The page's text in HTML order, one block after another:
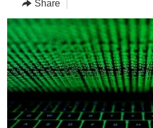
Navigation
Skip
to
Search
AFRICA
AMERICAS
ASIA
EUROPE
MIDDLE EAST
TOPICS
HUMAN RIGHTS
SECURITY AND DEFENSE
AID AND DEVELOPMENT
DEMOCRACY AND
ECONOMY AND TRADE
ARCHIVE
ABOUT US
FOLLOW US
Share